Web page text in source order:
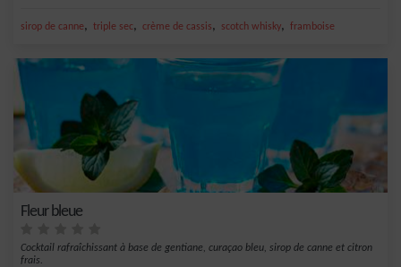
sirop de canne, triple sec, crème de cassis, scotch whisky, framboise
Fleur bleue
Cocktail rafraîchissant à base de gentiane, curaçao bleu, sirop de canne et citron
frais.